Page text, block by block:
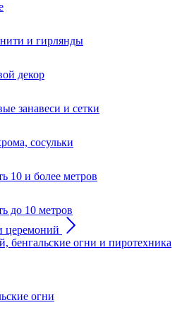
и гирлянды
декор
занавеси и сетки
сосульки
10 и более метров
до 10 метров
церемоний
бенгальские огни и пиротехника
огни